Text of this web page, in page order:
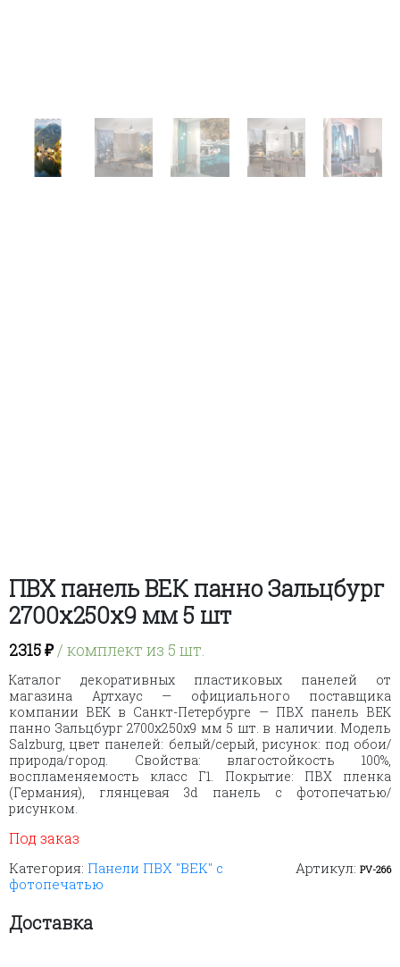
ПВХ панель ВЕК панно Зальцбург
2700х250х9 мм 5 шт
2315₽/ комплект из 5 шт.
Каталог декоративных пластиковых панелей от
магазина Артхаус — официального поставщика
компании ВЕК в Санкт-Петербурге — ПВХ панель ВЕК
панно Зальцбург 2700х250х9 мм 5 шт. в наличии. Модель
Salzburg, цвет панелей: белый/серый, рисунок: под обои/
природа/город. Свойства: влагостойкость 100%,
воспламеняемость класс Г1. Покрытие: ПВХ пленка
(Германия), глянцевая 3d панель с фотопечатью/
рисунком.
Под заказ
Артикул: PV-266
Категория: Панели ПВХ "ВЕК" с
фотопечатью
Доставка